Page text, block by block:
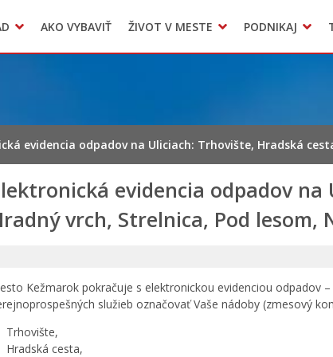
Geo informačný systém –
Oznamovanie podozrení z
AKO VYBAVIŤ ŽIVOT V MESTE
Triedený zber – NATUR – PACK
PODNIKAJ
evidencia odpadov na Uliciach: Trhovište, Hradská
evidencia odpadov
vrch, Strelnica, Pod lesom,
Kežmarok pokračuje s elektronickou evidenciou odpadov
služieb označovať Vaše nádoby (zmesový
Trhovište,
Hradská cesta,